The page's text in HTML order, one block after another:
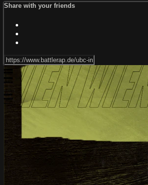
Share with your friends